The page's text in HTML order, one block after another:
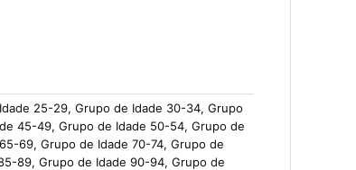
25-29, Grupo de Idade 30-34, Grupo
45-49, Grupo de Idade 50-54, Grupo de
69, Grupo de Idade 70-74, Grupo de
89, Grupo de Idade 90-94, Grupo de